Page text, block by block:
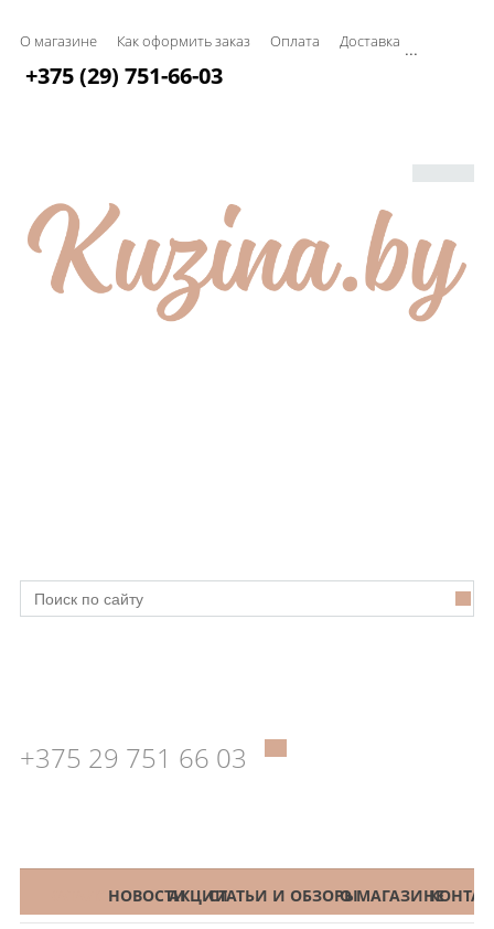
О магазине Как оформить заказ Оплата Доставка ...
+375 (29) 751-66-03
+375 29 751 66 03
КАТАЛОГНОВОСТИАКЦИИСТАТЬИ И ОБЗОРЫО МАГАЗИНЕ